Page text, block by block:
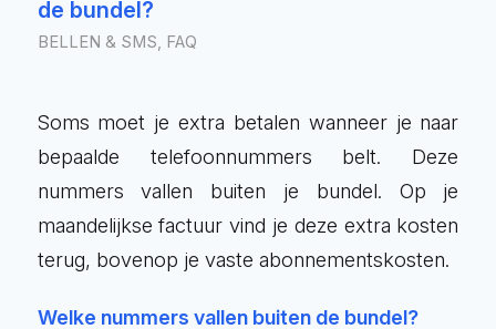
de bundel?
BELLEN & SMS, FAQ
Soms moet je extra betalen wanneer je naar
bepaalde telefoonnummers belt. Deze
nummers vallen buiten je bundel. Op je
maandelijkse factuur vind je deze extra kosten
terug, bovenop je vaste abonnementskosten.
Welke nummers vallen buiten de bundel?